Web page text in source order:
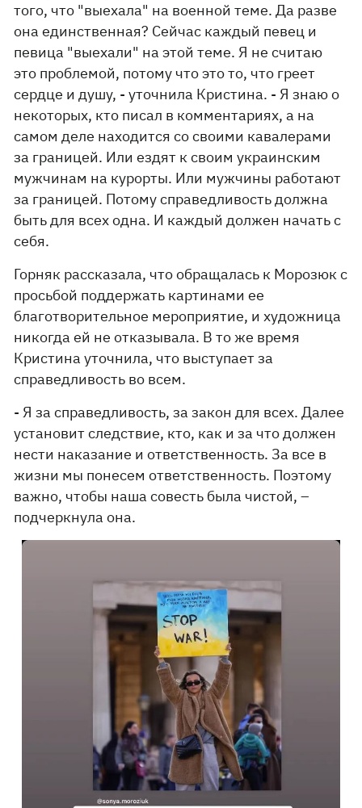
того, что "выехала" на военной теме. Да разве
она единственная? Сейчас каждый певец и
певица "выехали" на этой теме. Я не считаю
это проблемой, потому что это то, что греет
сердце и душу, - уточнила Кристина. - Я знаю о
некоторых, кто писал в комментариях, а на
самом деле находится со своими кавалерами
за границей. Или ездят к своим украинским
мужчинам на курорты. Или мужчины работают
за границей. Потому справедливость должна
быть для всех одна. И каждый должен начать с
себя.
Горняк рассказала, что обращалась к Морозюк с
просьбой поддержать картинами ее
благотворительное мероприятие, и художница
никогда ей не отказывала. В то же время
Кристина уточнила, что выступает за
справедливость во всем.
- Я за справедливость, за закон для всех. Далее
установит следствие, кто, как и за что должен
нести наказание и ответственность. За все в
жизни мы понесем ответственность. Поэтому
важно, чтобы наша совесть была чистой, –
подчеркнула она.